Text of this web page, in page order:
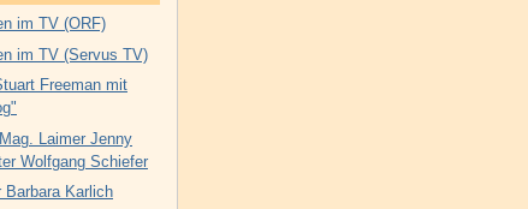
im TV (ORF)
im TV (Servus TV)
Freeman mit
Laimer Jenny
Wolfgang Schiefer
Barbara Karlich